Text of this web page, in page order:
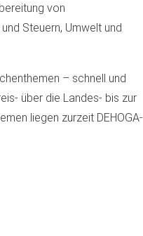
von
Steuern, Umwelt und
– schnell und
über die Landes- bis zur
liegen zurzeit DEHOGA-